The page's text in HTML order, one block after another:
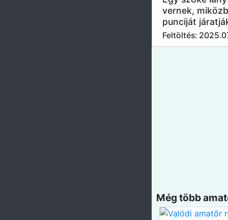
vernek,
punciját
Feltöltés:
Még több